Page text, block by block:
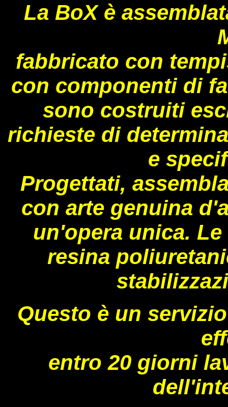
La BoX è
fabbricato con
con componenti di
sono costruiti
richieste di
e
Progettati,
con arte genuina
un'opera unica.
resina
Questo è un
entro 20 giorni